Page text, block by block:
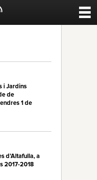
Qui Som
i Jardins
de
1 de
d’Altafulla, a
2017-2018